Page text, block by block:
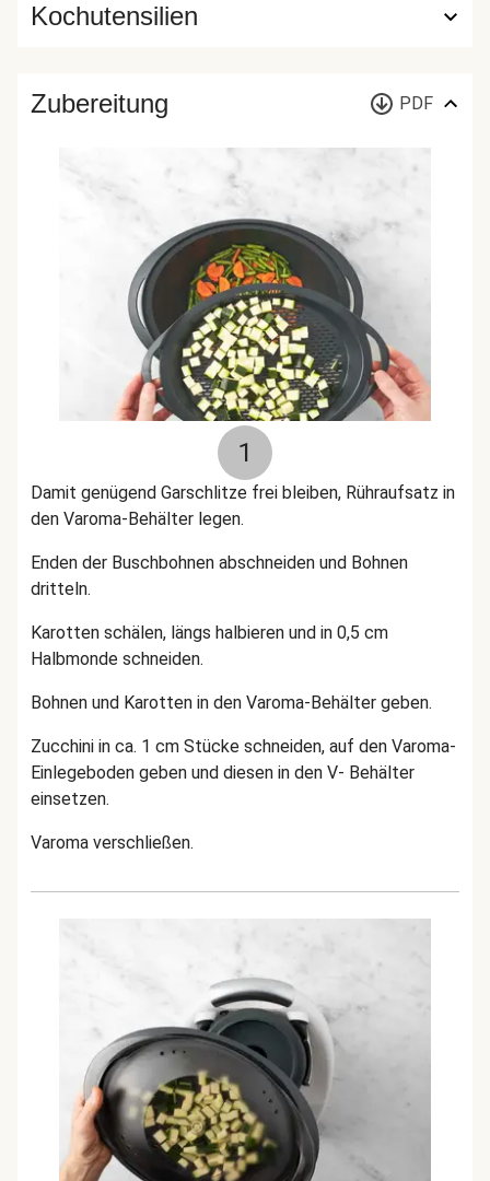
Kochutensilien
Zubereitung PDF
1
Damit genügend Garschlitze frei bleiben, Rühraufsatz in
den Varoma-Behälter legen.
Enden der Buschbohnen abschneiden und Bohnen
dritteln.
Karotten schälen, längs halbieren und in 0,5 cm
Halbmonde schneiden.
Bohnen und Karotten in den Varoma-Behälter geben.
Zucchini in ca. 1 cm Stücke schneiden, auf den Varoma-
Einlegeboden geben und diesen in den V- Behälter
einsetzen.
Varoma verschließen.